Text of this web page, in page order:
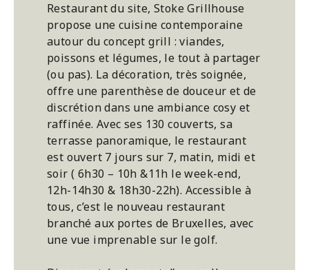
Restaurant du site, Stoke Grillhouse
propose une cuisine contemporaine
autour du concept grill : viandes,
poissons et légumes, le tout à partager
(ou pas). La décoration, très soignée,
offre une parenthèse de douceur et de
discrétion dans une ambiance cosy et
raffinée. Avec ses 130 couverts, sa
terrasse panoramique, le restaurant
est ouvert 7 jours sur 7, matin, midi et
soir ( 6h30 – 10h &11h le week-end,
12h-14h30 & 18h30-22h). Accessible à
tous, c’est le nouveau restaurant
branché aux portes de Bruxelles, avec
une vue imprenable sur le golf.